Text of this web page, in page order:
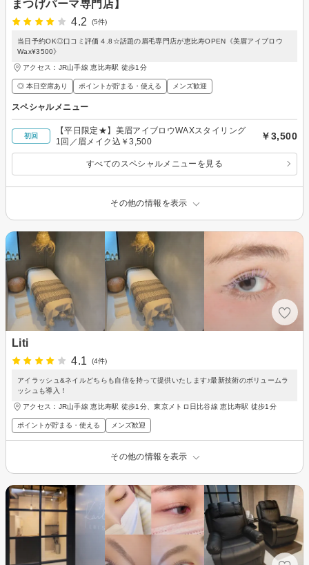
まつげパーマ専門店】
4.2
(5件)
当日予約OK◎口コミ評価４.8☆話題の眉毛専門店が恵比寿OPEN《美眉アイブロウ
Wax¥3500》
アクセス：JR山手線 恵比寿駅 徒歩1分
◎ 本日空席あり ポイントが貯まる・使える メンズ歓迎
スペシャルメニュー
初回
【平日限定★】美眉アイブロウWAXスタイリング
1回／眉メイク込￥3,500
￥3,500
すべてのスペシャルメニューを見る
その他の情報を表示
Liti
4.1
(4件)
アイラッシュ&ネイルどちらも自信を持って提供いたします♪最新技術のボリュームラ
ッシュも導入！
アクセス：JR山手線 恵比寿駅 徒歩1分、東京メトロ日比谷線 恵比寿駅 徒歩1分
ポイントが貯まる・使える メンズ歓迎
その他の情報を表示